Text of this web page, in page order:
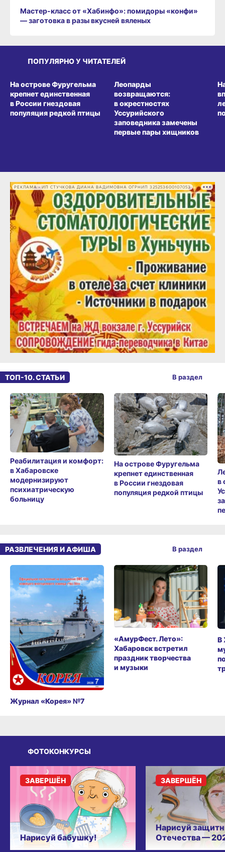
Мастер-класс от «Хабинфо»: помидоры «конфи»
— заготовка в разы вкусней вяленых
ПОПУЛЯРНО У ЧИТАТЕЛЕЙ
На острове Фуругельма
крепнет единственная
в России гнездовая
популяция редкой птицы
Леопарды
возвращаются:
в окрестностях
Уссурийского
заповедника замечены
первые пары хищников
РЕКЛАМА • ИП СТУЧКОВА ДИАНА ВАДИМОВНА ОГРНИП 325253600107053
ТОП-10. СТАТЬИ
Реабилитация и комфорт:
в Хабаровске
модернизируют
психиатрическую
больницу
На острове Фуругельма
крепнет единственная
в России гнездовая
популяция редкой птицы
в
В раздел
РАЗВЛЕЧЕНИЯ И АФИША
Журнал «Корея» №7
«АмурФест. Лето»:
Хабаровск встретил
праздник творчества
и музыки
В
В раздел
ФОТОКОНКУРСЫ
Нарисуй бабушку!
ЗАВЕРШЁН
Нарисуй
Отечества —
ЗАВЕРШЁН